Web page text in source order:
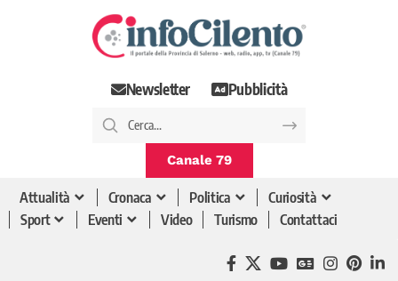
Newsletter Pubblicità
Canale 79
Attualità Cronaca Politica
Curiosità
Sport
Eventi Video Turismo Contattaci